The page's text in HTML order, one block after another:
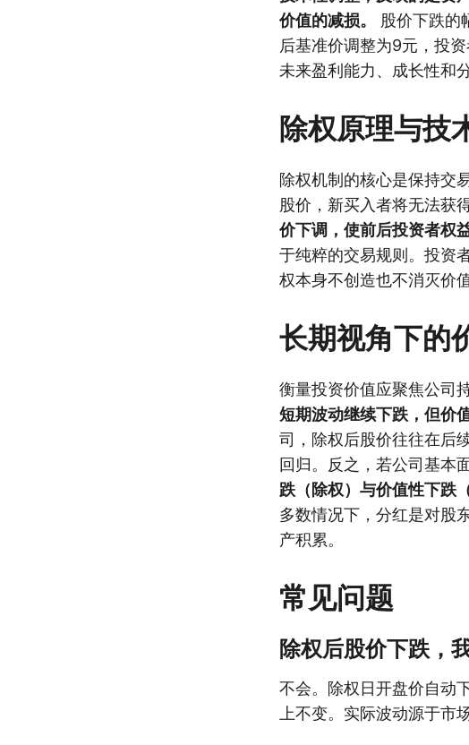
价值的减损。
股价下跌的
后基准价调整为9元，投
未来盈利能力、成长性和
除权原理与技
除权机制的核心是保持交
股价，新买入者将无法获
价下调，使前后投资者权
于纯粹的交易规则。投资
权本身不创造也不消灭价值
长期视角下的
衡量投资价值应聚焦公司
短期波动继续下跌，但价
司，除权后股价往往在后
回归。反之，若公司基本
跌（除权）与价值性下跌
多数情况下，分红是对股
产积累。
常见问题
除权后股价下跌，
不会。除权日开盘价自动
上不变。实际波动源于市